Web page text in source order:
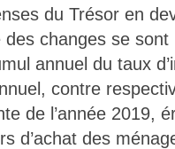
du Trésor en
changes se
annuel du taux
contre
de l’année 2019,
d’achat des